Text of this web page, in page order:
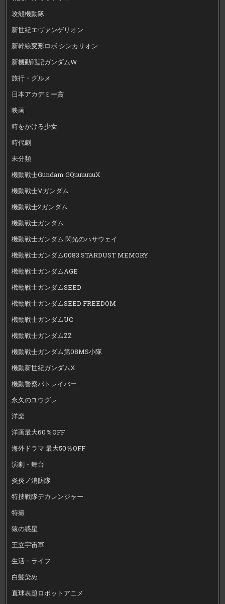
攻殻機動隊
新世紀エヴァンゲリオン
新幹線変形ロボ シンカリオン
新機動戦記ガンダムW
旅行・グルメ
日本アカデミー賞
映画
時をかける少女
時代劇
未分類
機動戦士Gundam GQuuuuuuX
機動戦士Vガンダム
機動戦士Zガンダム
機動戦士ガンダム
機動戦士ガンダム 閃光のハサウェイ
機動戦士ガンダム0083 STARDUST MEMORY
機動戦士ガンダムAGE
機動戦士ガンダムSEED
機動戦士ガンダムSEED FREEDOM
機動戦士ガンダムUC
機動戦士ガンダムZZ
機動戦士ガンダム第08MS小隊
機動新世紀ガンダムX
機動警察パトレイバー
永久のユウグレ
洋楽
洋画最大60％OFF
海外ドラマ 最大50％OFF
演劇・舞台
炎炎ノ消防隊
特捜戦隊デカレンジャー
特撮
猿の惑星
王立宇宙軍
生活・ライフ
白髪染め
直球表題ロボットアニメ